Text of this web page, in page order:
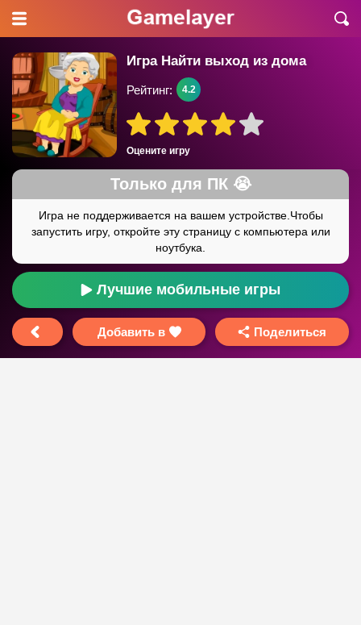
Игра Найти выход из дома
Оцените игру
Рейтинг: 4.2
Лучшие мобильные игры
Добавить в Поделиться